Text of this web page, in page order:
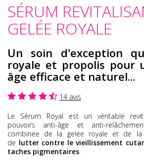
SÉRUM
GELÉE ROYALE
Un soin d'exception
royale et propolis pour
âge efficace et naturel...
14 avis
Le Sérum Royal est un véritable
pouvoirs anti-âge et anti-
combinée de la gelée royale et de
de lutter contre le vieillissement
taches pigmentaires.